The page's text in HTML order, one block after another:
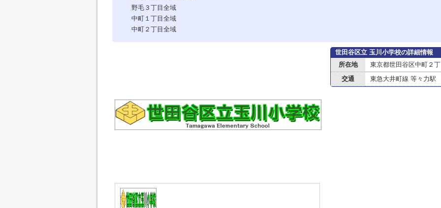
野毛３丁目全域
中町１丁目全域
中町２丁目全域
世田谷区立 玉川小学校の詳細情報
所在地
東京都世田谷区中町２
交通 東急大井町線 等々力駅